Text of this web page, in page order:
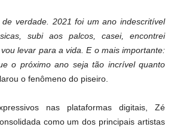
de verdade. 2021 foi um ano indescritível
subi aos palcos, casei, encontrei
levar para a vida. E o mais importante:
o próximo ano seja tão incrível quanto
o fenômeno do piseiro.
nas plataformas digitais, Zé
como um dos principais artistas